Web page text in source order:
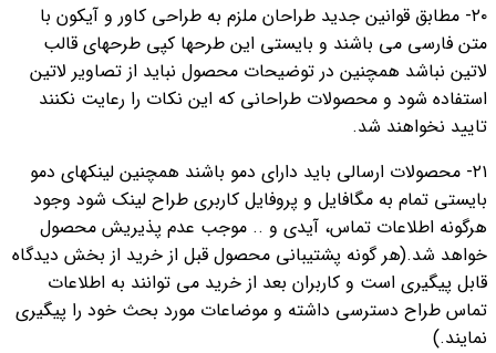
۲۰- مطابق قوانین جدید طراحان ملزم به طراحی کاور و آیکون با
متن فارسی می باشند و بایستی این طرحها کپی طرحهای قالب
لاتین نباشد همچنین در توضیحات محصول نباید از تصاویر لاتین
استفاده شود و محصولات طراحانی که این نکات را رعایت نکنند
تایید نخواهند شد.
۲۱- محصولات ارسالی باید دارای دمو باشند همچنین لینکهای دمو
بایستی تمام به مگافایل و پروفایل کاربری طراح لینک شود وجود
هرگونه اطلاعات تماس، آیدی و .. موجب عدم پذیریش محصول
خواهد شد.(هر گونه پشتیبانی محصول قبل از خرید از بخش دیدگاه
قابل پیگیری است و کاربران بعد از خرید می توانند به اطلاعات
تماس طراح دسترسی داشته و موضاعات مورد بحث خود را پیگیری
نمایند.)